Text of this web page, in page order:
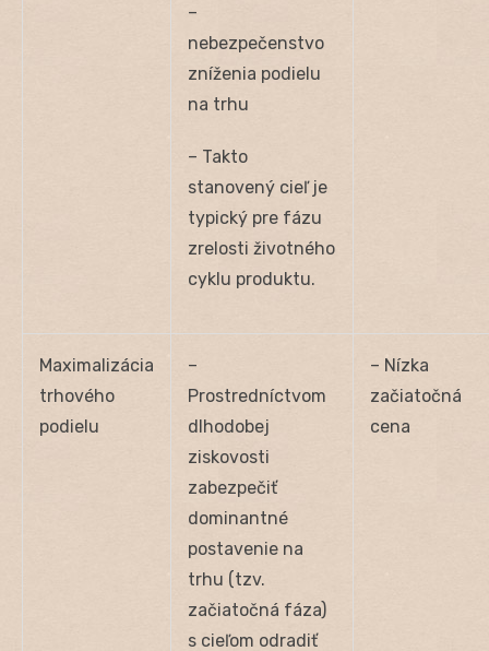
–
nebezpečenstvo
zníženia podielu
na trhu
– Takto
stanovený cieľ je
typický pre fázu
zrelosti životného
cyklu produktu.
Maximalizácia
trhového
podielu
–
Prostredníctvom
dlhodobej
ziskovosti
zabezpečiť
dominantné
postavenie na
trhu (tzv.
začiatočná fáza)
s cieľom odradiť
– Nízka
začiatočná
cena